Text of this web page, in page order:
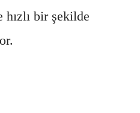
bir şekilde